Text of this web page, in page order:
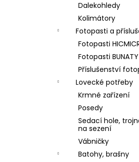
Dalekohledy
Kolimátory
Fotopasti a
Fotopasti
Fotopasti BUNATY
Příslušenství
Lovecké potřeby
Krmné zařízení
Posedy
Sedací hole,
na sezení
Vábničky
Batohy, brašny